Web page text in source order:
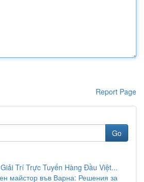
Report Page
Go
Trí Trực Tuyến Hàng Đầu Việt...
майстор във Варна: Решения за